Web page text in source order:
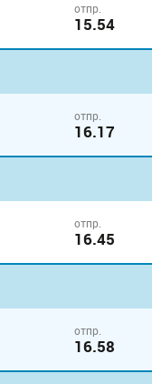
отпр.
15.54
отпр.
16.17
отпр.
16.45
отпр.
16.58